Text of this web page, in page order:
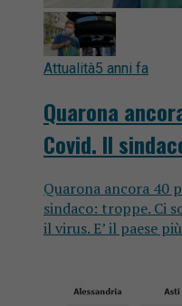
Attualità5 anni fa
Quarona
Covid. Il
Quarona ancora 40
sindaco: troppe. Ci
il virus. E’ il paese